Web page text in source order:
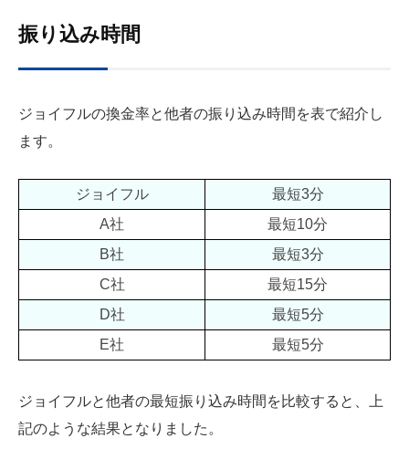
振り込み時間
ジョイフルの換金率と他者の振り込み時間を表で紹介し
ます。
ジョイフル
最短3分
A社
最短10分
B社
最短3分
C社
最短15分
D社
最短5分
E社
最短5分
ジョイフルと他者の最短振り込み時間を比較すると、上
記のような結果となりました。